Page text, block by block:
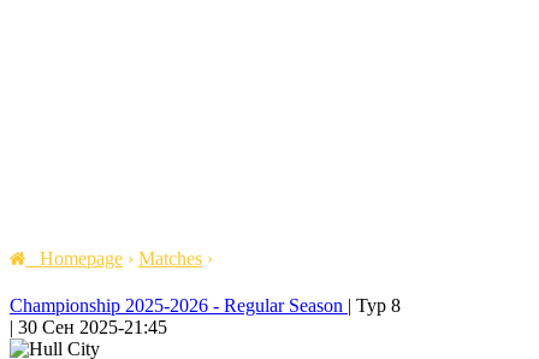
Homepage › Matches ›
Championship 2025-2026 - Regular Season | Тур 8
| 30 Сен 2025-21:45